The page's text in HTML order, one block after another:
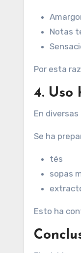
Notas
Por esta
4. Uso
En
Se ha
tés
sopas
Esto ha